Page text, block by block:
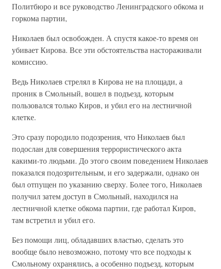
Политбюро и все руководство Ленинградского обкома и
горкома партии,
Николаев был освобожден. А спустя какое-то время он
убивает Кирова. Все эти обстоятельства настораживали
комиссию.
Ведь Николаев стрелял в Кирова не на площади, а
проник в Смольный, вошел в подъезд, которым
пользовался только Киров, и убил его на лестничной
клетке.
Это сразу породило подозрения, что Николаев был
подослан для совершения террористического акта
какими-то людьми. До этого своим поведением Николаев
показался подозрительным, и его задержали, однако он
был отпущен по указанию сверху. Более того, Николаев
получил затем доступ в Смольный, находился на
лестничной клетке обкома партии, где работал Киров,
там встретил и убил его.
Без помощи лиц, обладавших властью, сделать это
вообще было невозможно, потому что все подходы к
Смольному охранялись, а особенно подъезд, которым